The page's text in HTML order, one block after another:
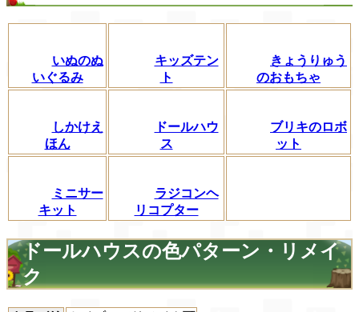
いぬのぬ
いぐるみ
キッズテン
ト
きょうりゅう
のおもちゃ
しかけえ
ほん
ドールハウ
ス
ブリキのロボ
ット
ミニサー
キット
ラジコンヘ
リコプター
ドールハウスの色パターン・リメイ
ク